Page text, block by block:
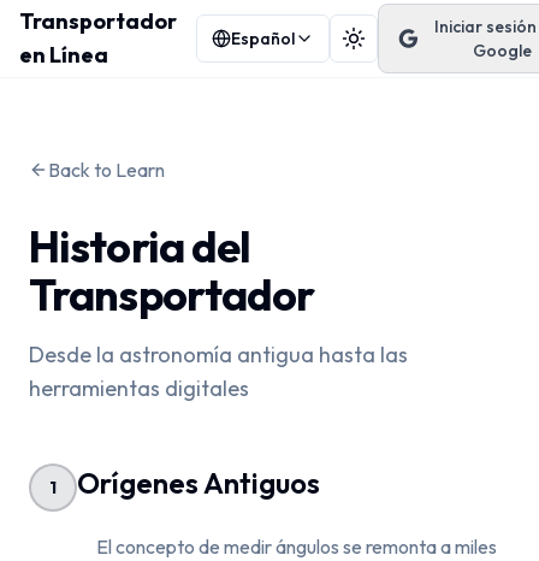
Transportador
en Línea
Español Cambiar tema
Iniciar
Google
Back to Learn
Historia del
Transportador
Desde la astronomía antigua hasta las
herramientas digitales
1 Orígenes Antiguos
El concepto de medir ángulos se remonta a miles